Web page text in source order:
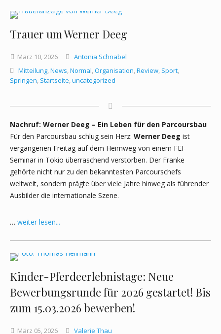
Trauer um Werner Deeg
März 10,2026
Antonia Schnabel
Mitteilung,News,Normal,Organisation,Review, Sport,
Springen, Startseite,uncategorized
Nachruf: Werner Deeg – Ein Leben für den Parcoursbau
Für den Parcoursbau schlug sein Herz: Werner Deeg ist
vergangenen Freitag auf dem Heimweg von einem FEI-
Seminar in Tokio überraschend verstorben. Der Franke
gehörte nicht nur zu den bekanntesten Parcourschefs
weltweit, sondern prägte über viele Jahre hinweg als führender
Ausbilder die internationale Szene.
… weiter lesen...
Kinder-Pferdeerlebnistage: Neue
Bewerbungsrunde für 2026 gestartet! Bis
zum 15.03.2026 bewerben!
März 05,2026 Valerie Thau